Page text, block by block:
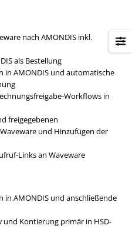
nach AMONDIS inkl.
als Bestellung
in AMONDIS und automatische
Workflows in
freigegebenen
und Hinzufügen der
Links an Waveware
in AMONDIS und anschließende
Kontierung primär in HSD-